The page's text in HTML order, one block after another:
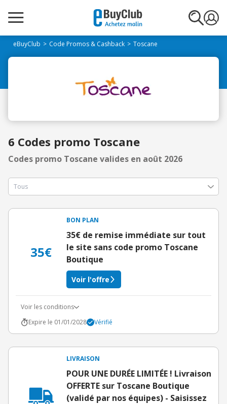
eBuyClub Code Promos & Cashback Toscane
6 Codes promo Toscane
Codes promo Toscane valides en août 2026
35€
BON PLAN
35€ de remise immédiate sur tout
le site sans code promo Toscane
Boutique
Voir l'offre
Voir les conditions
Expire le 01/01/2028
Vérifié
LIVRAISON
POUR UNE DURÉE LIMITÉE ! Livraison
OFFERTE sur Toscane Boutique
(validé par nos équipes) - Saisissez